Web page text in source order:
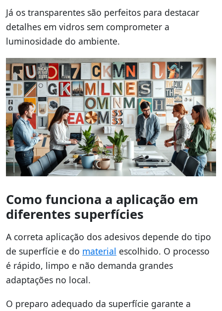
Já os transparentes são perfeitos para destacar
detalhes em vidros sem comprometer a
luminosidade do ambiente.
Como funciona a aplicação em
diferentes superfícies
A correta aplicação dos adesivos depende do tipo
de superfície e do material escolhido. O processo
é rápido, limpo e não demanda grandes
adaptações no local.
O preparo adequado da superfície garante a